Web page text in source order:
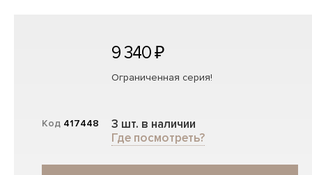
Код 417448
9 340 ₽
Ограниченная серия!
3 шт. в наличии
Где посмотреть?